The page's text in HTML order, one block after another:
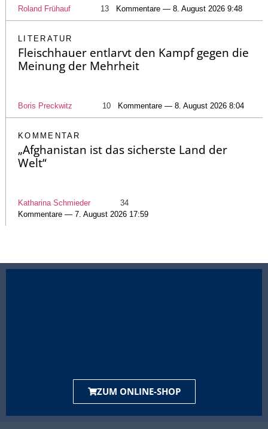
Roland Frühauf 13 Kommentare — 8. August 2026 9:48
LITERATUR
Fleischhauer entlarvt den Kampf gegen die
Meinung der Mehrheit
Boris Preckwitz 10 Kommentare — 8. August 2026 8:04
KOMMENTAR
„Afghanistan ist das sicherste Land der
Welt“
Katharina Schmieder
34
Kommentare — 7. August 2026 17:59
ZUM ONLINE-SHOP